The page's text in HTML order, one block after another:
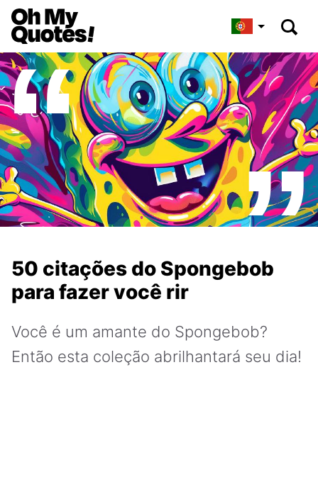
50 citações do Spongebob
para fazer você rir
Você é um amante do Spongebob?
Então esta coleção abrilhantará seu dia!